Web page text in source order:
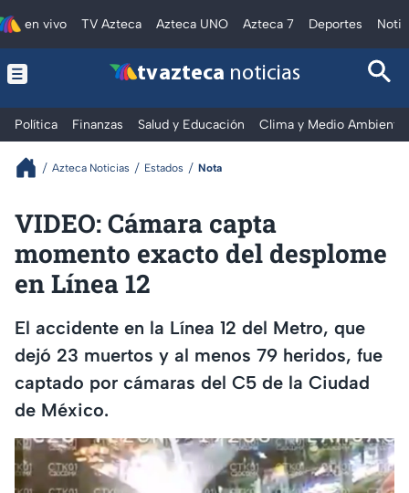
en vivo TV Azteca Azteca UNO Azteca 7 Deportes
tv azteca noticias
Política Finanzas Salud y Educación Clima y Medio Ambiente
Azteca Noticias Estados Nota
VIDEO: Cámara capta
momento exacto del desplome
en Línea 12
El accidente en la Línea 12 del Metro, que
dejó 23 muertos y al menos 79 heridos, fue
captado por cámaras del C5 de la Ciudad
de México.